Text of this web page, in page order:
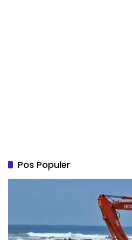
Pos Populer